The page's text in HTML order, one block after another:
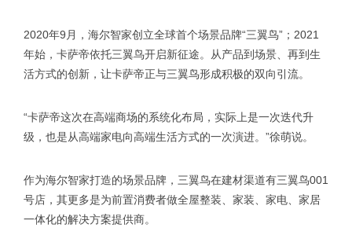
2020年9月，海尔智家创立全球首个场景品牌“三翼鸟”；2021
年始，卡萨帝依托三翼鸟开启新征途。从产品到场景、再到生
活方式的创新，让卡萨帝正与三翼鸟形成积极的双向引流。
“卡萨帝这次在高端商场的系统化布局，实际上是一次迭代升
级，也是从高端家电向高端生活方式的一次演进。”徐萌说。
作为海尔智家打造的场景品牌，三翼鸟在建材渠道有三翼鸟001
号店，其更多是为前置消费者做全屋整装、家装、家电、家居
一体化的解决方案提供商。